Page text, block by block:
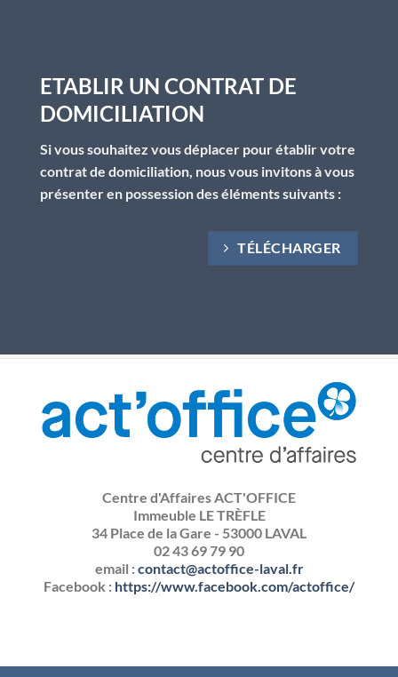
ETABLIR UN CONTRAT DE
DOMICILIATION
Si vous souhaitez vous déplacer pour établir votre
contrat de domiciliation, nous vous invitons à vous
présenter en possession des éléments suivants :
TÉLÉCHARGER
Centre d'Affaires ACT'OFFICE
Immeuble LE TRÈFLE
34 Place de la Gare - 53000 LAVAL
02 43 69 79 90
‬email :contact@actoffice-laval.fr
Facebook : https://www.facebook.com/actoffice/